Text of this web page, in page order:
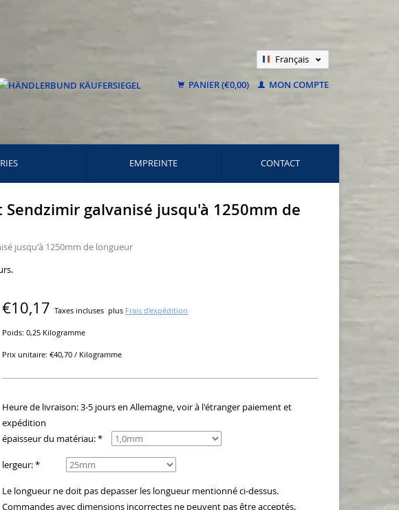
Français
Deutsch
PANIER (€0,00) MON COMPTE
EMPREINTE CONTACT
galvanisé jusqu'à 1250mm de
jusqu'à 1250mm de longueur
€10,17Taxes incluses plus Frais d'expédition
Poids: 0,25 Kilogramme
Prix unitaire: €40,70 / Kilogramme
Heure de livraison: 3-5 jours en Allemagne, voir à l'étranger paiement et
expédition
épaisseur du matériau: *
lergeur: *
Le longueur ne doit pas depasser les longueur mentionné ci-dessus.
Commandes avec dimensions incorrectes ne peuvent pas être acceptés.